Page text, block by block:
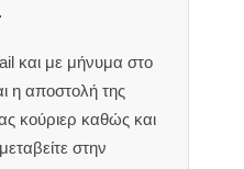
και με μήνυμα στο
η αποστολή της
κούριερ καθώς και
στην